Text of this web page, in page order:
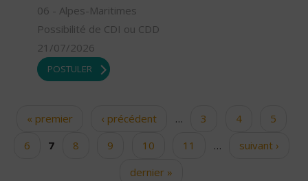
06 - Alpes-Maritimes
Possibilité de CDI ou CDD
21/07/2026
POSTULER
Pages« premier ‹ précédent … 3 4
5
6
7 8 9 10 11 …
suivant ›
dernier »